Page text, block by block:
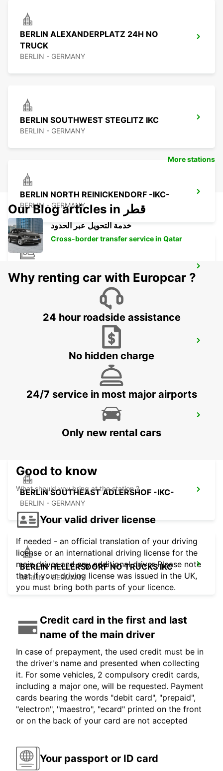
BERLIN ALEXANDERPLATZ 24H NO
TRUCK
BERLIN - GERMANY
BERLIN SOUTHWEST STEGLITZ IKC
BERLIN - GERMANY
BERLIN NORTH REINICKENDORF -IKC-
BERLIN - GERMANY
BERLIN - GERMANY
BERLIN - GERMANY
BERLIN VAN TRUCK CARS IKC
BERLIN - GERMANY
BERLIN SOUTHEAST ADLERSHOF -IKC-
BERLIN - GERMANY
BERLIN HELLERSDORF NO TRUCKS IKC
BERLIN - GERMANY
More stations
Our Blog articles in قطر
خدمة التحويل عبر الحدود
Cross-border transfer service in Qatar
Why renting car with Europcar ?
24 hour roadside assistance
No hidden charge
24/7 service in most major airports
Only new rental cars
Good to know
What should you bring at the station ?
Your valid driver license
If needed - an official translation of your driving
license or an international driving license for the
main driver and any additional driver Please note
that if your driving license was issued in the UK,
you must bring both parts of your licence.
Credit card in the first and last
name of the main driver
In case of prepayment, the used credit must be in
the driver's name and presented when collecting
it. For some vehicles, 2 compulsory credit cards,
including a major one, will be requested. Payment
cards bearing the words "debit card", "prepaid",
"electron", "maestro", "ecard" printed on the front
or on the back of your card are not accepted
Your passport or ID card